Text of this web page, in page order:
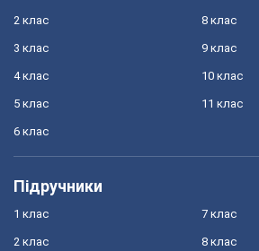
2 клас
3 клас
4 клас
5 клас
6 клас
8 клас
9 клас
10 клас
11 клас
Підручники
1 клас
2 клас
7 клас
8 клас